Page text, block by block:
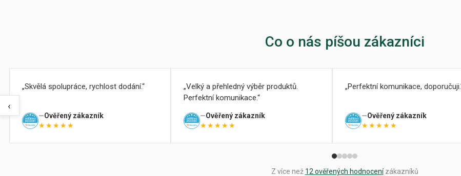
Co o nás píšou zákazníci
‹
Skvělá spolupráce, rychlost dodání.
Ověřený zákazník
★★★★★
Velký a přehledný výběr produktů.
Perfektní komunikace.
Ověřený zákazník
★★★★★
Perfektní komunikace, doporučuji.
Ověřený zákazník
★★★★★
Z více než 12 ověřených hodnocenízákazníků